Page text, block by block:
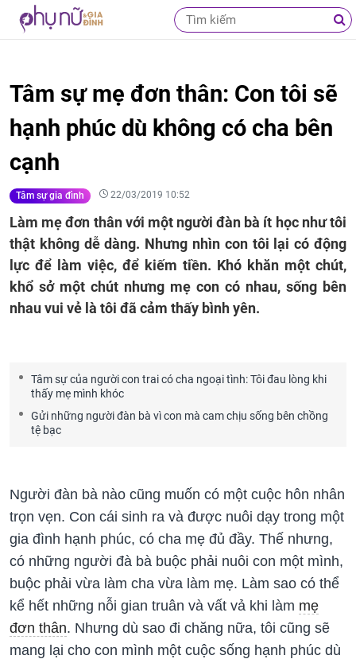
Tâm sự mẹ đơn thân: Con tôi sẽ
hạnh phúc dù không có cha bên
cạnh
Tâm sự gia đình 22/03/2019 10:52
Làm mẹ đơn thân với một người đàn bà ít học như tôi
thật không dễ dàng. Nhưng nhìn con tôi lại có động
lực để làm việc, để kiếm tiền. Khó khăn một chút,
khổ sở một chút nhưng mẹ con có nhau, sống bên
nhau vui vẻ là tôi đã cảm thấy bình yên.
Tâm sự của người con trai có cha ngoại tình: Tôi đau lòng khi
thấy mẹ mình khóc
Gửi những người đàn bà vì con mà cam chịu sống bên chồng
tệ bạc
Người đàn bà nào cũng muốn có một cuộc hôn nhân
trọn vẹn. Con cái sinh ra và được nuôi dạy trong một
gia đình hạnh phúc, có cha mẹ đủ đầy. Thế nhưng,
có những người đà bà buộc phải nuôi con một mình,
buộc phải vừa làm cha vừa làm mẹ. Làm sao có thể
kể hết những nỗi gian truân và vất vả khi làm mẹ
đơn thân. Nhưng dù sao đi chăng nữa, tôi cũng sẽ
mang lại cho con mình một cuộc sống hạnh phúc dù